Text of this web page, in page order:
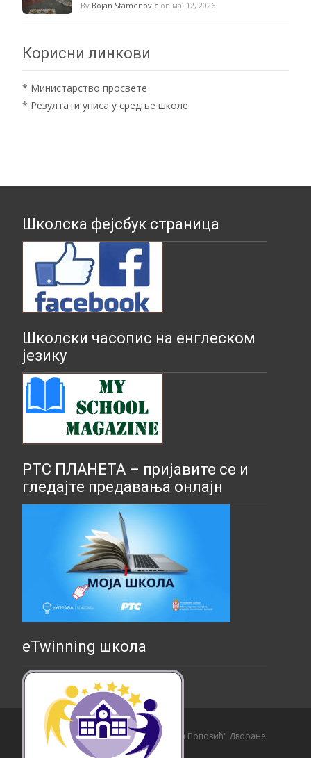
By Bojan Stamenovic on мај 12, 2026
Корисни линкови
* Министарство просвете
* Резултати уписа у средње школе
Школска фејсбук страница
Школски часопис на енглеском
језику
РТС ПЛАНЕТА – пријавите се и
гледајте предавања онлајн
eTwinning школа
Copyright © Основна школа "Страхиња Поповић" Дворане
Izrada sajta i hosting:
Hosting-Srbija